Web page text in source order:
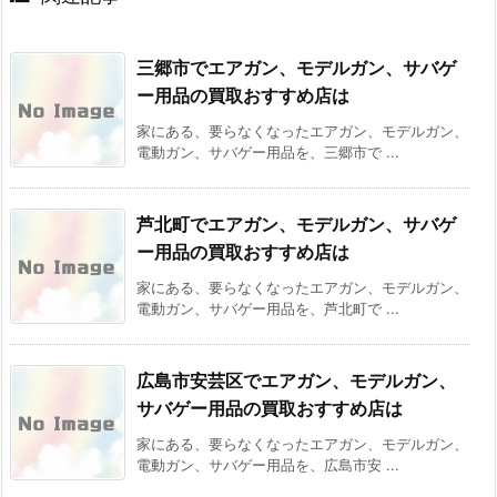
三郷市でエアガン、モデルガン、サバゲ
ー用品の買取おすすめ店は
家にある、要らなくなったエアガン、モデルガン、
電動ガン、サバゲー用品を、三郷市で ...
芦北町でエアガン、モデルガン、サバゲ
ー用品の買取おすすめ店は
家にある、要らなくなったエアガン、モデルガン、
電動ガン、サバゲー用品を、芦北町で ...
広島市安芸区でエアガン、モデルガン、
サバゲー用品の買取おすすめ店は
家にある、要らなくなったエアガン、モデルガン、
電動ガン、サバゲー用品を、広島市安 ...